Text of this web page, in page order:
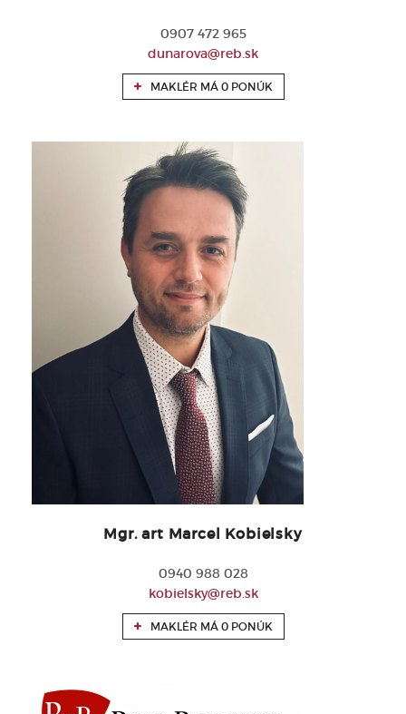
0907 472 965
dunarova@reb.sk
MAKLÉR MÁ 0 PONÚK
Mgr. art Marcel Kobielsky
0940 988 028
kobielsky@reb.sk
MAKLÉR MÁ 0 PONÚK